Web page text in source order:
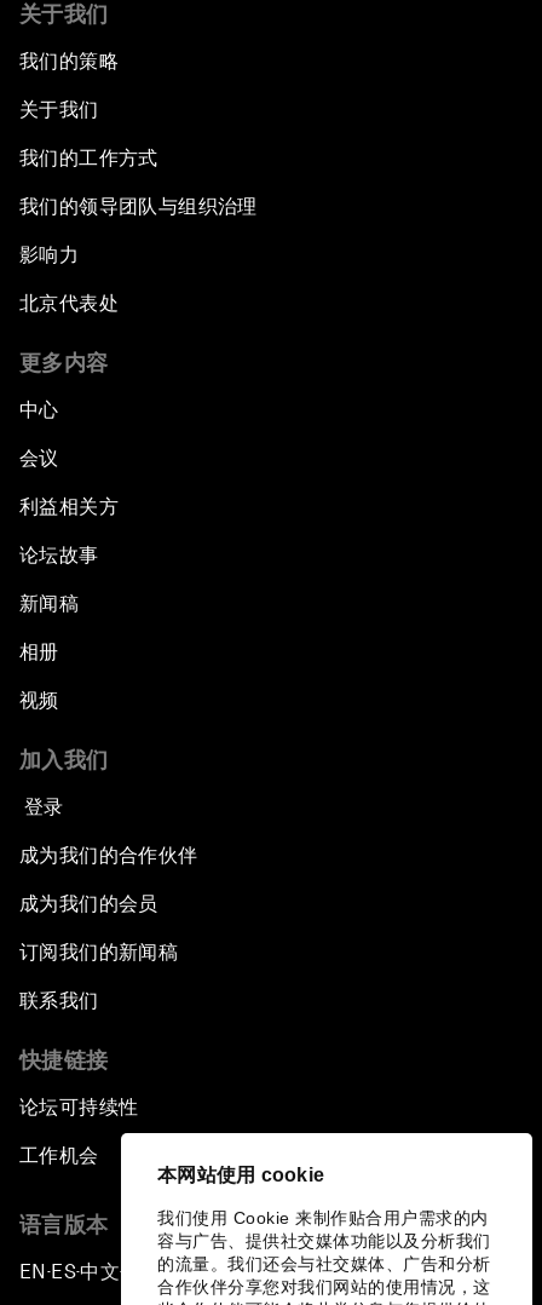
本网站使用 cookie
我们使用 Cookie 来制作贴合用户需求的内
容与广告、提供社交媒体功能以及分析我们
的流量。我们还会与社交媒体、广告和分析
合作伙伴分享您对我们网站的使用情况，这
关于我们
我们的策略
关于我们
我们的工作方式
我们的领导团队与组织治理
影响力
北京代表处
更多内容
中心
会议
利益相关方
论坛故事
新闻稿
相册
视频
加入我们
登录
成为我们的合作伙伴
成为我们的会员
订阅我们的新闻稿
联系我们
快捷链接
论坛可持续性
工作机会
语言版本
EN ▪ ES▪中文▪ 日本語